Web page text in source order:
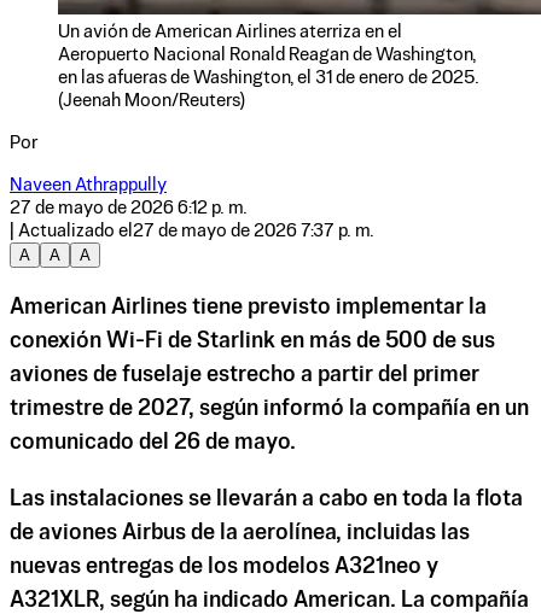
Un avión de American Airlines aterriza en el
Aeropuerto Nacional Ronald Reagan de Washington,
en las afueras de Washington, el 31 de enero de 2025.
(Jeenah Moon/Reuters)
Por
Naveen Athrappully
27 de mayo de 2026 6:12 p. m.
| Actualizado el 27 de mayo de 2026 7:37 p. m.
A
A A
American Airlines tiene previsto implementar la
conexión Wi-Fi de Starlink en más de 500 de sus
aviones de fuselaje estrecho a partir del primer
trimestre de 2027, según informó la compañía en un
comunicado del 26 de mayo.
Las instalaciones se llevarán a cabo en toda la flota
de aviones Airbus de la aerolínea, incluidas las
nuevas entregas de los modelos A321neo y
A321XLR, según ha indicado American. La compañía